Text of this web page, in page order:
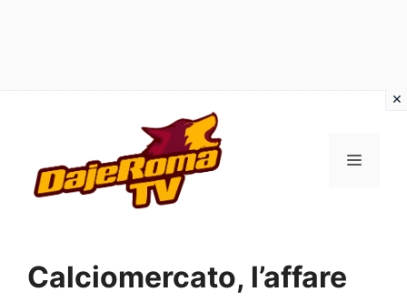
contenuto
MENU
Calciomercato, l’affare